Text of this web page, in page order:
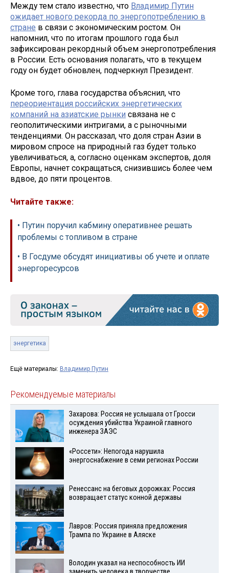
Между тем стало известно, что Владимир Путин
ожидает нового рекорда по энергопотреблению в
стране в связи с экономическим ростом. Он
напомнил, что по итогам прошлого года был
зафиксирован рекордный объем энергопотребления
в России. Есть основания полагать, что в текущем
году он будет обновлен, подчеркнул Президент.
Кроме того, глава государства объяснил, что
переориентация российских энергетических
компаний на азиатские рынки связана не с
геополитическими интригами, а с рыночными
тенденциями. Он рассказал, что доля стран Азии в
мировом спросе на природный газ будет только
увеличиваться, а, согласно оценкам экспертов, доля
Европы, начнет сокращаться, снизившись более чем
вдвое, до пяти процентов.
Читайте также:
• Путин поручил кабмину оперативнее решать
проблемы с топливом в стране
• В Госдуме обсудят инициативы об учете и оплате
энергоресурсов
энергетика
Ещё материалы: Владимир Путин
Рекомендуемые материалы
Захарова: Россия не услышала от Гросси
осуждения убийства Украиной главного
инженера ЗАЭС
«Россети»: Непогода нарушила
энергоснабжение в семи регионах России
Ренессанс на беговых дорожках: Россия
возвращает статус конной державы
Лавров: Россия приняла предложения
Трампа по Украине в Аляске
Володин указал на неспособность ИИ